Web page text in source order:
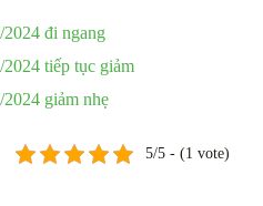
đi ngang
tiếp tục giảm
giảm nhẹ
5/5 - (1 vote)